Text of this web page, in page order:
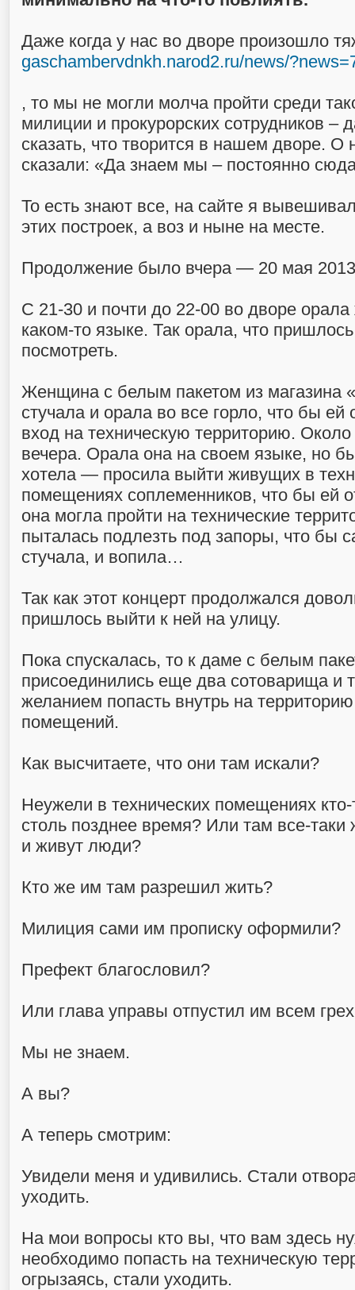
Даже когда у нас во дворе произошло
gaschambervdnkh.narod2.ru/news/
, то мы не могли молча пройти среди
милиции и прокурорских сотрудников –
сказать, что творится в нашем дворе. О
сказали: «Да знаем мы – постоянно
То есть знают все, на сайте я
этих построек, а воз и ныне на месте.
Продолжение было вчера — 20 мая
С 21-30 и почти до 22-00 во дворе
каком-то языке. Так орала, что
посмотреть.
Женщина с белым пакетом из магазина
стучала и орала во все горло, что бы
вход на техническую территорию.
вечера. Орала она на своем языке, но
хотела — просила выйти живущих в
помещениях соплеменников, что бы ей
она могла пройти на технические
пыталась подлезть под запоры, что бы
стучала, и вопила…
Так как этот концерт продолжался
пришлось выйти к ней на улицу.
Пока спускалась, то к даме с белым
присоединились еще два сотоварища и
желанием попасть внутрь на территорию
помещений.
Как высчитаете, что они там искали?
Неужели в технических помещениях
столь позднее время? Или там все-
и живут люди?
Кто же им там разрешил жить?
Милиция сами им прописку оформили?
Префект благословил?
Или глава управы отпустил им всем
Мы не знаем.
А вы?
А теперь смотрим:
Увидели меня и удивились. Стали
уходить.
На мои вопросы кто вы, что вам здесь
необходимо попасть на техническую
огрызаясь, стали уходить.